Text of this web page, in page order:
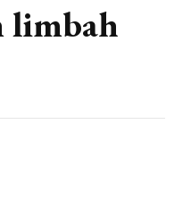
limbah